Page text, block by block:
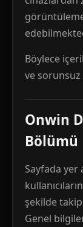
Böylece
ve sorunsuz
Onwin
Bölümü
Sayfada
şekilde
Genel